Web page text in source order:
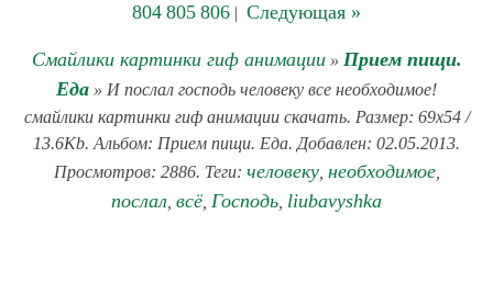
804 805 806 | Следующая »
Смайлики картинки гиф анимации» Прием пищи.
Еда » И послал господь человеку все необходимое!
смайлики картинки гиф анимации скачать. Размер: 69x54 /
13.6Kb. Альбом: Прием пищи. Еда. Добавлен: 02.05.2013.
Просмотров: 2886. Теги: человеку, необходимое,
послал всё Господь liubavyshka